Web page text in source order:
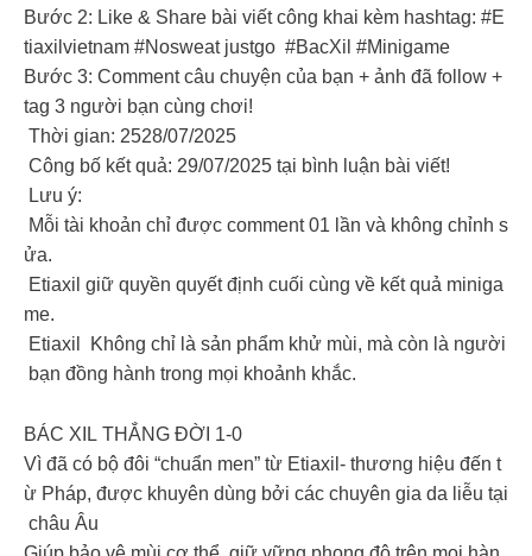
Bước 2: Like & Share bài viết công khai kèm hashtag: #E
tiaxilvietnam #Nosweat justgo #BacXil #Minigame
Bước 3: Comment câu chuyện của bạn + ảnh đã follow +
tag 3 người bạn cùng chơi!
Thời gian: 2528/07/2025
Công bố kết quả: 29/07/2025 tại bình luận bài viết!
Lưu ý:
Mỗi tài khoản chỉ được comment 01 lần và không chỉnh s
ửa.
Etiaxil giữ quyền quyết định cuối cùng về kết quả miniga
me.
Etiaxil Không chỉ là sản phẩm khử mùi, mà còn là người
bạn đồng hành trong mọi khoảnh khắc.
BÁC XIL THẮNG ĐỜI 1-0
Vì đã có bộ đôi “chuẩn men” từ Etiaxil- thương hiệu đến t
ừ Pháp, được khuyên dùng bởi các chuyên gia da liễu tại
châu Âu